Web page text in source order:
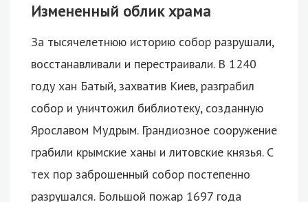
Измененный облик храма
За тысячелетнюю историю собор разрушали,
восстанавливали и перестраивали. В 1240
году хан Батый, захватив Киев, разграбил
собор и уничтожил библиотеку, созданную
Ярославом Мудрым. Грандиозное сооружение
грабили крымские ханы и литовские князья. С
тех пор заброшенный собор постепенно
разрушался. Большой пожар 1697 года